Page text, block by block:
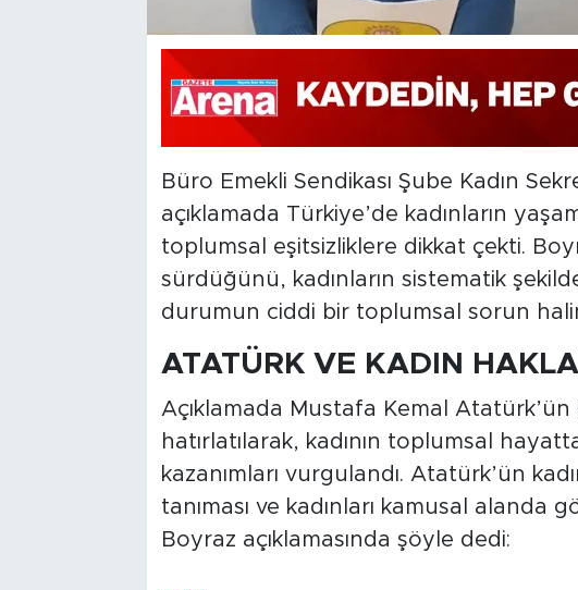
Büro Emekli Sendikası Şube Kadın
açıklamada Türkiye’de kadınların
toplumsal eşitsizliklere dikkat çekti.
sürdüğünü, kadınların sistematik
durumun ciddi bir toplumsal sorun
ATATÜRK VE KADIN
Açıklamada Mustafa Kemal Atatürk’ün
hatırlatılarak, kadının toplumsal
kazanımları vurgulandı. Atatürk’ün
tanıması ve kadınları kamusal alanda
Boyraz açıklamasında şöyle dedi: